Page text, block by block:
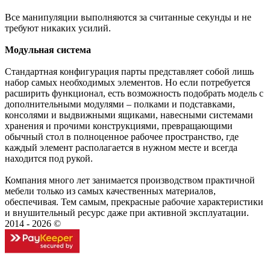
Все манипуляции выполняются за считанные секунды и не
требуют никаких усилий.
Модульная система
Стандартная конфигурация парты представляет собой лишь
набор самых необходимых элементов. Но если потребуется
расширить функционал, есть возможность подобрать модель с
дополнительными модулями – полками и подставками,
консолями и выдвижными ящиками, навесными системами
хранения и прочими конструкциями, превращающими
обычный стол в полноценное рабочее пространство, где
каждый элемент располагается в нужном месте и всегда
находится под рукой.
Компания много лет занимается производством практичной
мебели только из самых качественных материалов,
обеспечивая. Тем самым, прекрасные рабочие характеристики
и внушительный ресурс даже при активной эксплуатации.
2014 - 2026 ©